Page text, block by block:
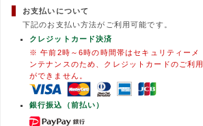
お支払いについて
下記のお支払い方法がご利用可能です。
クレジットカード決済
※ 午前2時～6時の時間帯はセキュリティーメ
ンテナンスのため、クレジットカードのご利用
ができません。
銀行振込（前払い）